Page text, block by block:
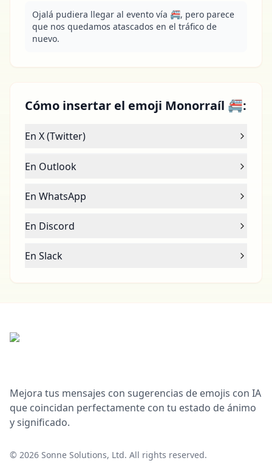
Ojalá pudiera llegar al evento vía 🚝, pero parece
que nos quedamos atascados en el tráfico de
nuevo.
Cómo insertar el emoji Monorraíl 🚝:
En X (Twitter)
En Outlook
En WhatsApp
En Discord
En Slack
Mejora tus mensajes con sugerencias de emojis con IA
que coincidan perfectamente con tu estado de ánimo
y significado.
© 2026 Sonne Solutions, Ltd. All rights reserved.